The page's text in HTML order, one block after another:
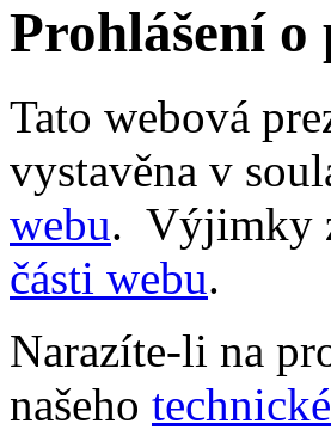
Prohlášení
Tato webová
vystavěna v
webu. Výjimky
části webu.
Narazíte-li na
našeho